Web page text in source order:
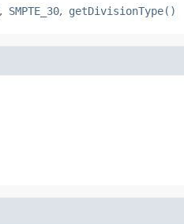
SMPTE_30 getDivisionType()